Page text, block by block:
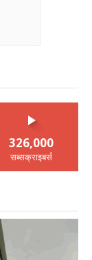
326,000
सब्सक्राइबर्स